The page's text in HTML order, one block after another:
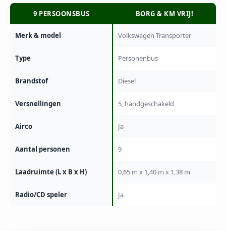
9 PERSOONSBUS BORG & KM VRIJ!
Merk & model Volkswagen Transporter
Type Personenbus
Brandstof Diesel
Versnellingen 5, handgeschakeld
Airco Ja
Aantal personen 9
Laadruimte (L x B x H) 0,65 m x 1,40 m x 1,38 m
Radio/CD speler Ja